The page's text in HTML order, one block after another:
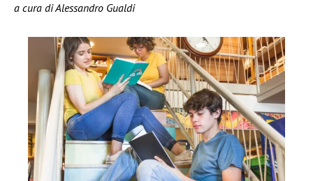
a cura di Alessandro Gualdi